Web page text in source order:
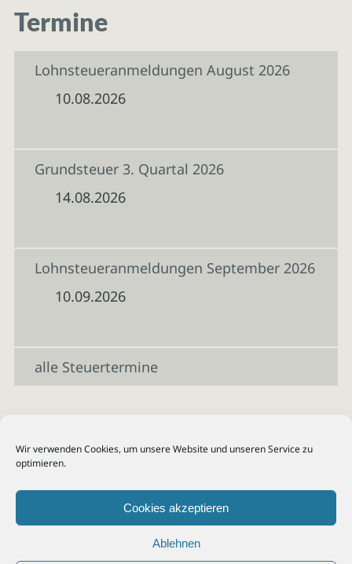
Wir verwenden Cookies, um unsere Website und unseren Service zu
optimieren.
Cookies akzeptieren
Ablehnen
Termine
Lohnsteueranmeldungen August 2026
10.08.2026
Grundsteuer 3. Quartal 2026
14.08.2026
Lohnsteueranmeldungen September 2026
10.09.2026
alle Steuertermine